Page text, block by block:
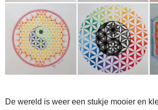
De wereld is weer een stukje mooier en